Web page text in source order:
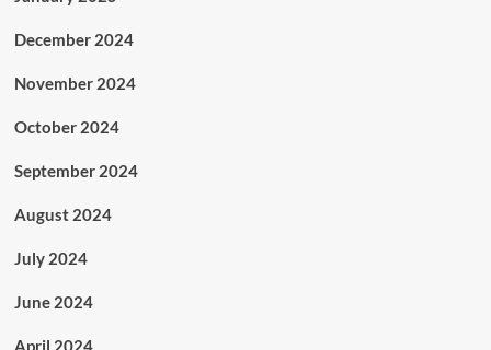
December 2024
November 2024
October 2024
September 2024
August 2024
July 2024
June 2024
April 2024